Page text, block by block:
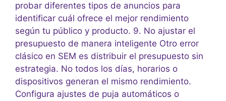
probar diferentes tipos de anuncios para
identificar cuál ofrece el mejor rendimiento
según tu público y producto. 9. No ajustar el
presupuesto de manera inteligente Otro error
clásico en SEM es distribuir el presupuesto sin
estrategia. No todos los días, horarios o
dispositivos generan el mismo rendimiento.
Configura ajustes de puja automáticos o